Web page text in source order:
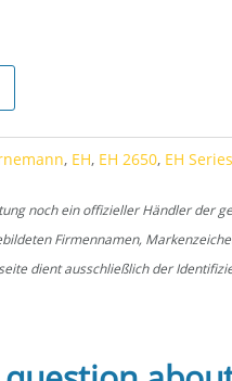
, EH, EH 2650, EH Series
noch ein offizieller Händler der
Firmennamen,
dient ausschließlich der